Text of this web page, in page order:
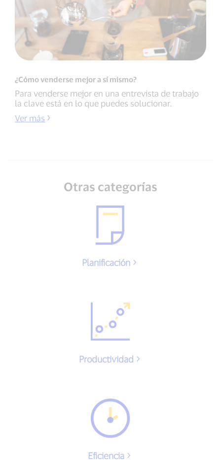
¿Cómo venderse mejor a sí mismo?
Para venderse mejor en una entrevista de trabajo
la clave está en lo que puedes solucionar.
Ver más
Otras categorías
Planificación
Productividad
Eficiencia